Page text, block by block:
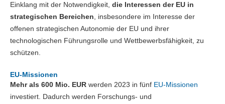
Einklang mit der Notwendigkeit, die Interessen der EU in
strategischen Bereichen, insbesondere im Interesse der
offenen strategischen Autonomie der EU und ihrer
technologischen Führungsrolle und Wettbewerbsfähigkeit, zu
schützen.
EU-Missionen
Mehr als 600 Mio. EUR werden 2023 in fünf EU-Missionen
investiert. Dadurch werden Forschungs- und